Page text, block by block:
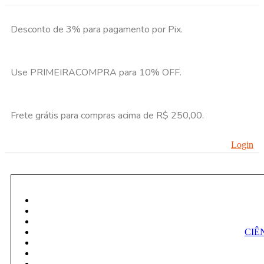
Desconto de 3% para pagamento por Pix.
Use PRIMEIRACOMPRA para 10% OFF.
Frete grátis para compras acima de R$ 250,00.
Login